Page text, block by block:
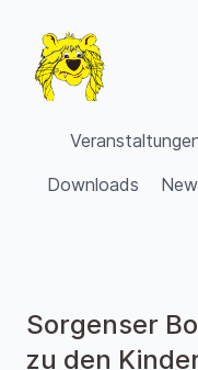
VVV Burgdorf
Downloads
Sorgenser
zu den